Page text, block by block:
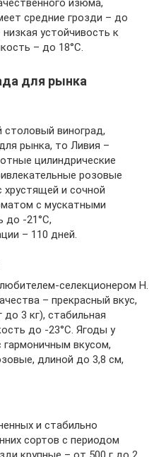
изюма,
средние грозди – до
устойчивость к
– до 18°C.
для рынка
столовый виноград,
рынка, то Ливия –
цилиндрические
розовые
и сочной
с мускатными
до -21°C,
– 110 дней.
селекционером Н.
– прекрасный вкус,
3 кг), стабильная
до -23°C. Ягоды у
вкусом,
длиной до 3,8 см,
и стабильно
сортов с периодом